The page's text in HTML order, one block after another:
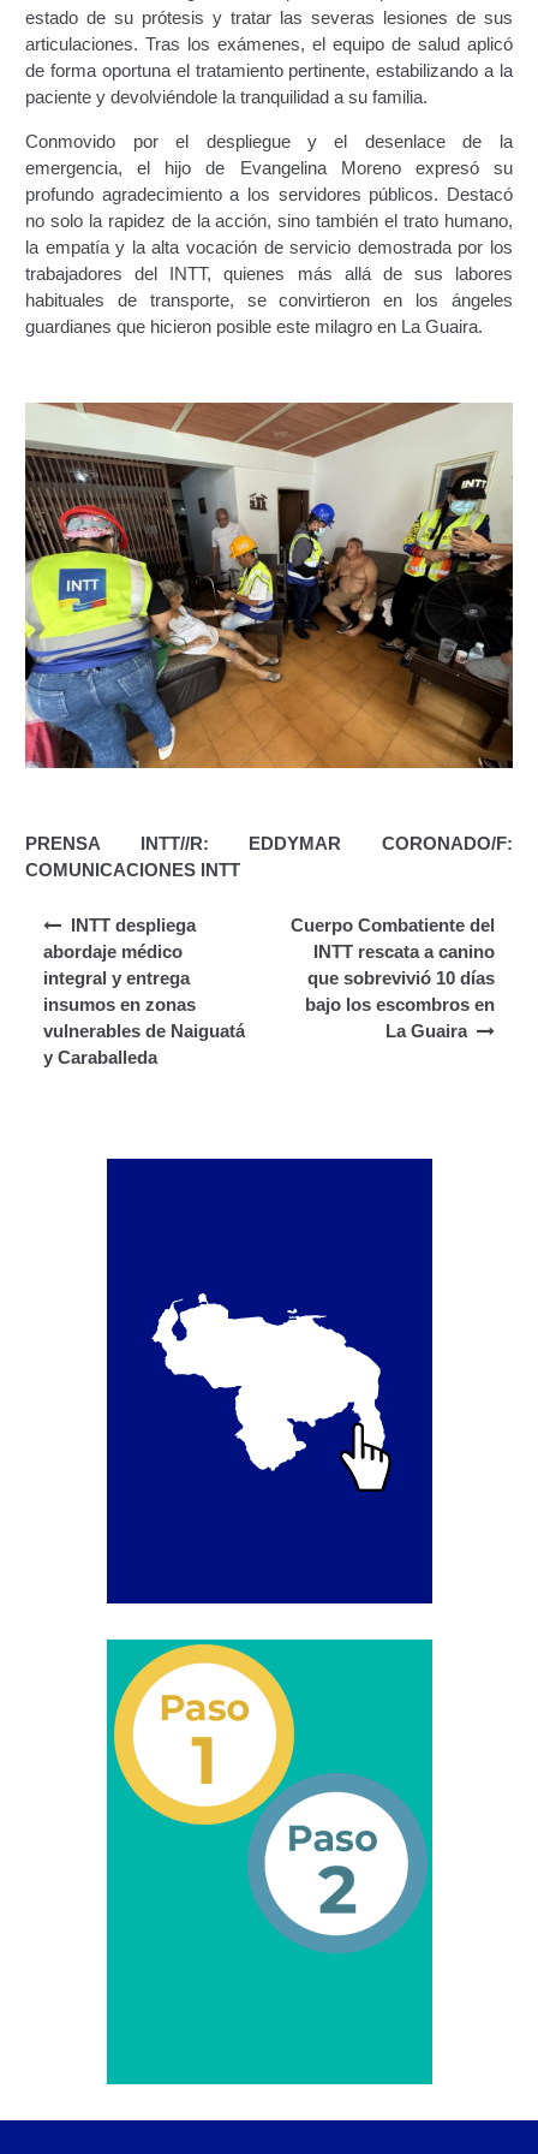
Junta Directiva Old
Licencia para Conducir
Certificación de Datos de Licencia para Conducir.
Certificación de Datos para Efectos Consulares con
Apostilla Electrónica
Registro Original de Licencia para Conducir Cuarto
Grado (4°).
Registro Original de Licencia para Conducir
Segundo Grado (2°) – (Mayores de 18 años).
Registro Original de Licencia para Conducir
Segundo Grado (2°) – (Mayores de 16 años).
Registro Original de Licencia para Conducir Tercer
Grado (3°) – (Mayores de 16 y menores de 18 años).
Registro Original de Licencia para Conducir Tercer
Grado (3°).
Licencia para Conducir – Servicio Frecuente
Llamado a Concurso Abierto
Marco Jurídico
Medios Publicitarios
Recaudos y requisitos para cambio de motivo de un
Recaudos y requisitos para instalación o
renovación de autorización de medio publicitario fijo.
Recaudos y requisitos para instalación o
renovación de medio publicitario fijo.
Otorgamiento de autorización para
publicidad en vehículos.
Otorgamiento de la Certificación de Prestación de
Servicio (CPS) de Transporte Público de Personas
(RUTAS SUB URBANAS-INTERURBANAS) – Frecuentes
Pago Electrónico de Trámites en Línea
Registro Original de Licencia para Conducir Cuarto
Grado (4°).
estado de su prótesis y tratar las severas lesiones de sus
articulaciones. Tras los exámenes, el equipo de salud aplicó
de forma oportuna el tratamiento pertinente, estabilizando a la
paciente y devolviéndole la tranquilidad a su familia.
Conmovido por el despliegue y el desenlace de la
emergencia, el hijo de Evangelina Moreno expresó su
profundo agradecimiento a los servidores públicos. Destacó
no solo la rapidez de la acción, sino también el trato humano,
la empatía y la alta vocación de servicio demostrada por los
trabajadores del INTT, quienes más allá de sus labores
habituales de transporte, se convirtieron en los ángeles
guardianes que hicieron posible este milagro en La Guaira.
PRENSA INTT//R: EDDYMAR CORONADO/F:
COMUNICACIONES INTT
Navegación de entradas
INTT despliega
abordaje médico
integral y entrega
insumos en zonas
vulnerables de Naiguatá
y Caraballeda
Cuerpo Combatiente del
INTT rescata a canino
que sobrevivió 10 días
bajo los escombros en
La Guaira